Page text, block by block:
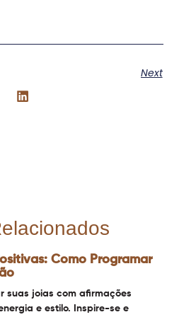
Next
Como Programar
suas joias com afirmações
e estilo. Inspire-se e